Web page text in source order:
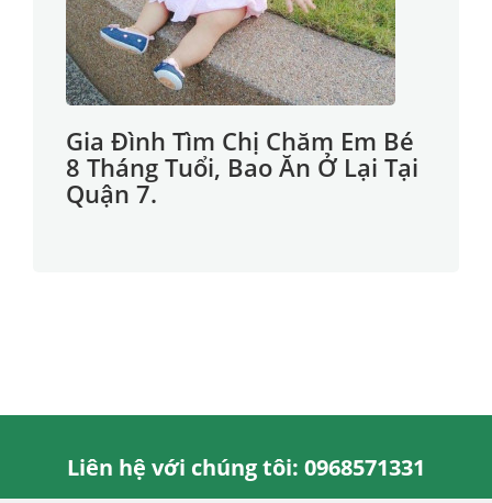
Gia Đình Tìm Chị Chăm Em Bé
8 Tháng Tuổi, Bao Ăn Ở Lại Tại
Quận 7.
Liên hệ với chúng tôi: 0968571331